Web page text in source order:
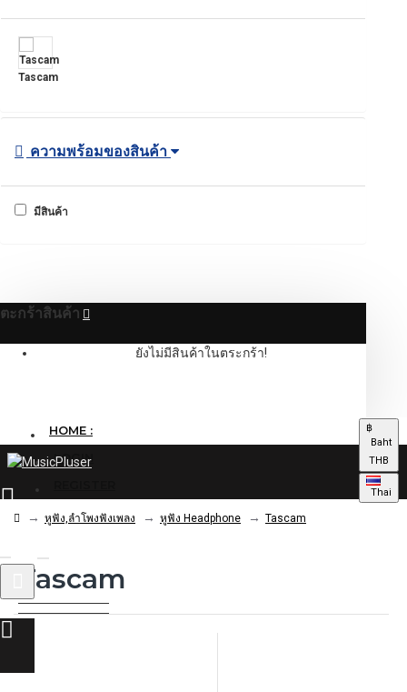
Tascam
ความพร้อมของสินค้า
มีสินค้า
ตะกร้าสินค้า
ยังไม่มีสินค้าในตระกร้า!
HOME :
LOGIN
฿
Baht
THB
Thai
0 รายการ - 0.00฿
หูฟัง,ลําโพงฟังเพลง หูฟัง Headphone Tascam
Tascam